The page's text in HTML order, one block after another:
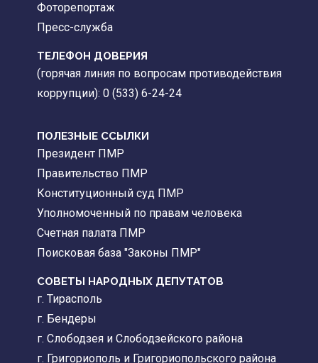
Фоторепортаж
Пресс-служба
ТЕЛЕФОН ДОВЕРИЯ
(горячая линия по вопросам противодействия
коррупции): 0 (533) 6-24-24
ПОЛЕЗНЫЕ ССЫЛКИ
Президент ПМР
Правительство ПМР
Конституционный суд ПМР
Уполномоченный по правам человека
Счетная палата ПМР
Поисковая база "Законы ПМР"
СОВЕТЫ НАРОДНЫХ ДЕПУТАТОВ
г. Тирасполь
г. Бендеры
г. Слободзея и Слободзейского района
г. Григориополь и Григориопольского района